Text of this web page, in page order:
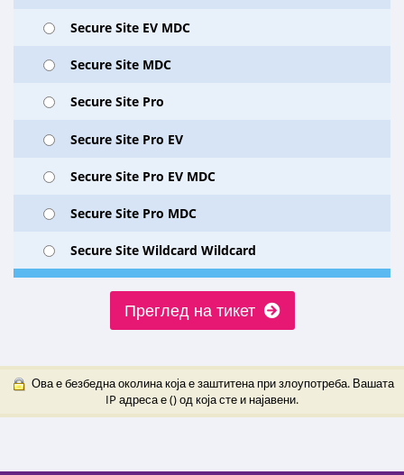
Secure Site EV MDC
Secure Site MDC
Secure Site Pro
Secure Site Pro EV
Secure Site Pro EV MDC
Secure Site Pro MDC
Secure Site Wildcard Wildcard
Преглед на тикет
Ова е безбедна околина која е заштитена при злоупотреба. Вашата
IP адреса е () од која сте и најавени.